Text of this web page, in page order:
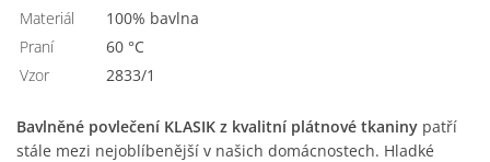
Materiál
100% bavlna
Praní
60 °C
Vzor
2833/1
Bavlněné povlečení KLASIK z kvalitní plátnové tkaniny patří
stále mezi nejoblíbenější v našich domácnostech. Hladké